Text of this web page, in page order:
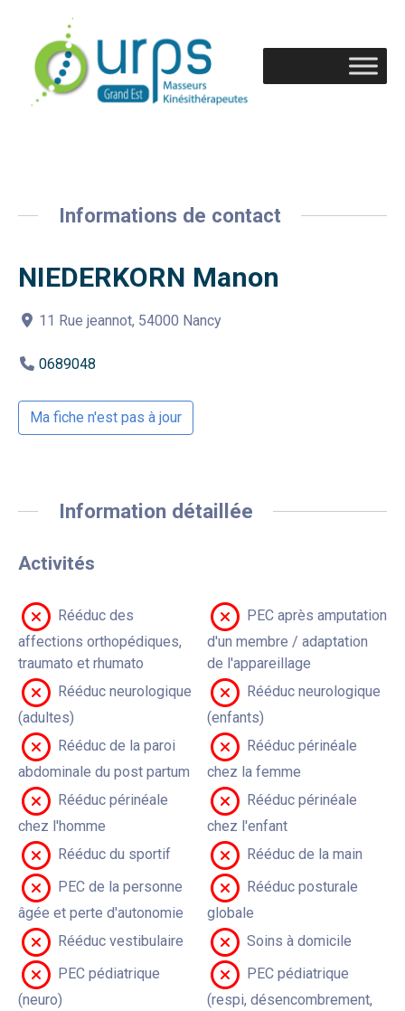
Informations de contact
NIEDERKORN Manon
11 Rue jeannot, 54000 Nancy
0689048
Ma fiche n'est pas à jour
Information détaillée
Activités
Rééduc des
affections orthopédiques,
traumato et rhumato
PEC après amputation
d'un membre / adaptation
de l'appareillage
Rééduc neurologique
(adultes)
Rééduc neurologique
(enfants)
Rééduc de la paroi
abdominale du post partum
Rééduc périnéale
chez la femme
Rééduc périnéale
chez l'homme
Rééduc périnéale
chez l'enfant
Rééduc du sportif
Rééduc de la main
PEC de la personne
âgée et perte d'autonomie
Rééduc posturale
globale
Rééduc vestibulaire
Soins à domicile
PEC pédiatrique
(neuro)
PEC pédiatrique
(respi, désencombrement,